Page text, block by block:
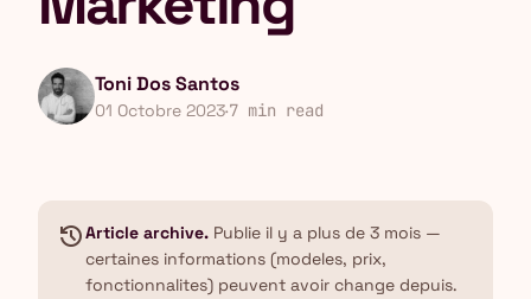
Toni Dos Santos
01 Octobre 2023·7 min read
historyArticle archive. Publie il y a plus de 3 mois —
certaines informations (modeles, prix,
fonctionnalites) peuvent avoir change depuis.